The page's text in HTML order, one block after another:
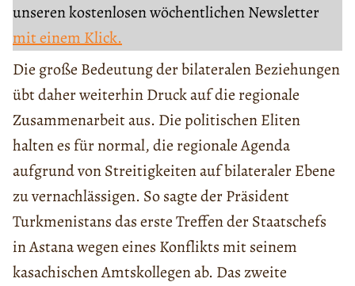
unseren kostenlosen wöchentlichen Newsletter
mit einem Klick.
Die große Bedeutung der bilateralen Beziehungen
übt daher weiterhin Druck auf die regionale
Zusammenarbeit aus. Die politischen Eliten
halten es für normal, die regionale Agenda
aufgrund von Streitigkeiten auf bilateraler Ebene
zu vernachlässigen. So sagte der Präsident
Turkmenistans das erste Treffen der Staatschefs
in Astana wegen eines Konflikts mit seinem
kasachischen Amtskollegen ab. Das zweite